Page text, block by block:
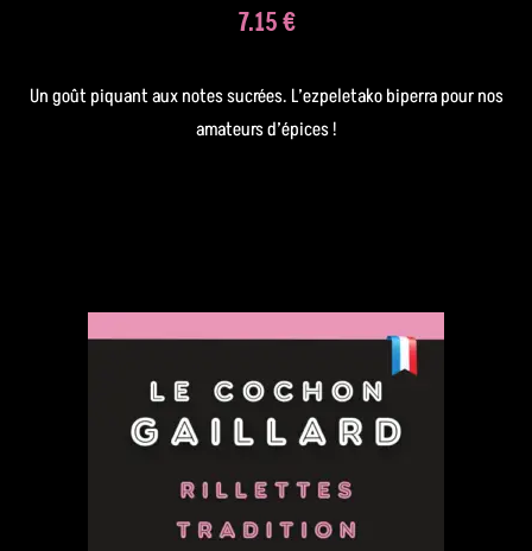
7.15 €
Un goût piquant aux notes sucrées. L’ezpeletako biperra pour nos
amateurs d’épices !